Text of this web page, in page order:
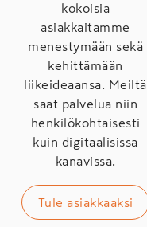
kokoisia
asiakkaitamme
menestymään sekä
kehittämään
liikeideaansa. Meiltä
saat palvelua niin
henkilökohtaisesti
kuin digitaalisissa
kanavissa.
Tule asiakkaaksi